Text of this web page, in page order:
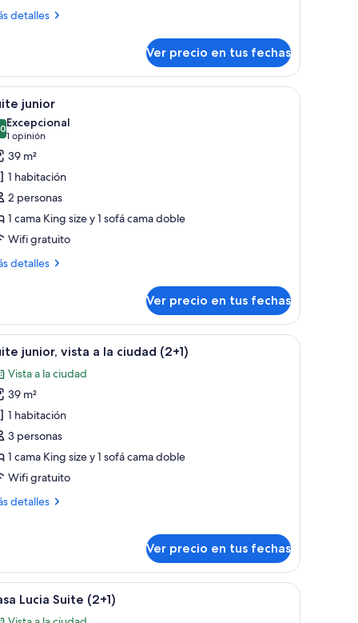
detalles
Ver precio en tus fechas
dos mesitas de noche con lámparas, un banco y un espejo grande.
Habitación de hotel con una cama grande,
10 junior
de 10
Excepcional
1 opinión
(1
opinión)
39 m²
1 habitación
2 personas
1 cama King size y 1 sofá cama doble
Wifi gratuito
detalles
Ver precio en tus fechas
en la pared.
de noche, una mesita con libros, un cuenco y una silla.
Habitación de hotel con cama, lámparas de
10 junior, vista a la ciudad (2+1)
Vista a la ciudad
39 m²
1 habitación
3 personas
1 cama King size y 1 sofá cama doble
Wifi gratuito
detalles
Ver precio en tus fechas
mesa de madera y sillas blancas.Un comedor con un amplio ventanal, una
12 Lucia Suite (2+1)